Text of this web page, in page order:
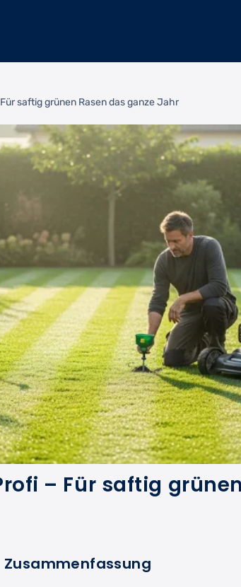
saftig grünen Rasen das ganze Jahr
– Für saftig
Zusammenfassung